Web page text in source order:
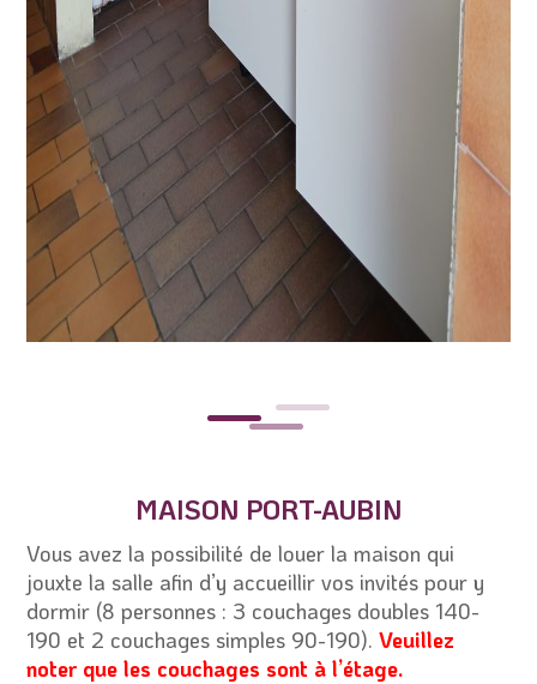
MAISON PORT-AUBIN
Vous avez la possibilité de louer la maison qui
jouxte la salle afin d’y accueillir vos invités pour y
dormir (8 personnes : 3 couchages doubles 140-
190 et 2 couchages simples 90-190).Veuillez
noter que les couchages sont à l’étage.